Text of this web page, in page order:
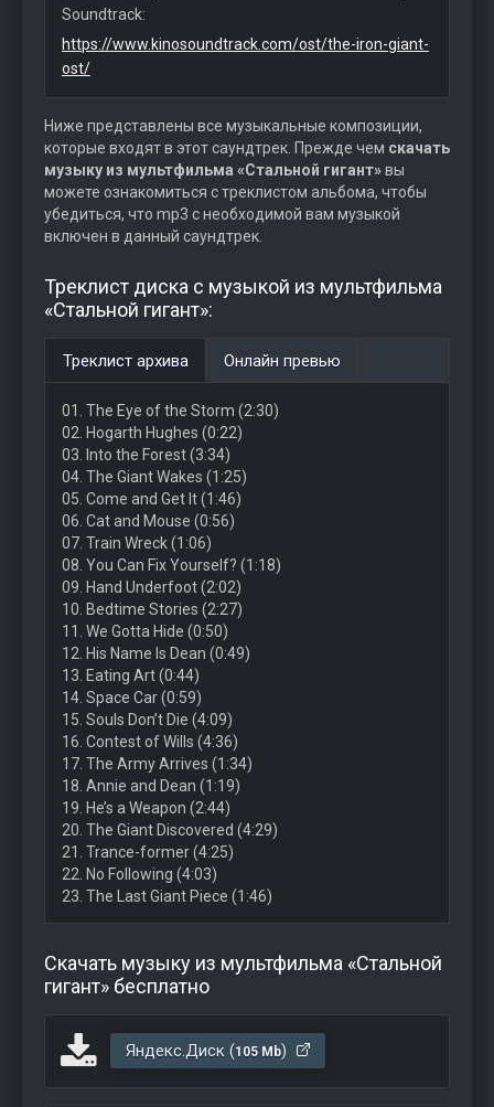
Soundtrack:
https://www.kinosoundtrack.com/ost/the-iron-giant-
ost/
Ниже представлены все музыкальные композиции,
которые входят в этот саундтрек. Прежде чем скачать
музыку из мультфильма «Стальной гигант»вы
можете ознакомиться с треклистом альбома, чтобы
убедиться, что mp3 с необходимой вам музыкой
включен в данный саундтрек.
Треклист диска с музыкой из мультфильма
«Стальной гигант»:
Треклист архива Онлайн превью
01. The Eye of the Storm (2:30)
02. Hogarth Hughes (0:22)
03. Into the Forest (3:34)
04. The Giant Wakes (1:25)
05. Come and Get It (1:46)
06. Cat and Mouse (0:56)
07. Train Wreck (1:06)
08. You Can Fix Yourself? (1:18)
09. Hand Underfoot (2:02)
10. Bedtime Stories (2:27)
11. We Gotta Hide (0:50)
12. His Name Is Dean (0:49)
13. Eating Art (0:44)
14. Space Car (0:59)
15. Souls Don’t Die (4:09)
16. Contest of Wills (4:36)
17. The Army Arrives (1:34)
18. Annie and Dean (1:19)
19. He’s a Weapon (2:44)
20. The Giant Discovered (4:29)
21. Trance-former (4:25)
22. No Following (4:03)
23. The Last Giant Piece (1:46)
Скачать музыку из мультфильма «Стальной
гигант» бесплатно
Яндекс.Диск (105 Mb)